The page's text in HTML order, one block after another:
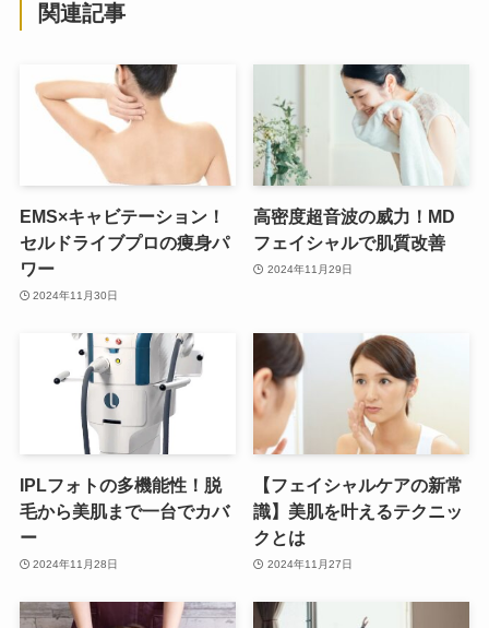
関連記事
EMS×キャビテーション！
セルドライブプロの痩身パ
ワー
2024年11月30日
高密度超音波の威力！MD
フェイシャルで肌質改善
2024年11月29日
IPLフォトの多機能性！脱
毛から美肌まで一台でカバ
ー
2024年11月28日
【フェイシャルケアの新常
識】美肌を叶えるテクニッ
クとは
2024年11月27日